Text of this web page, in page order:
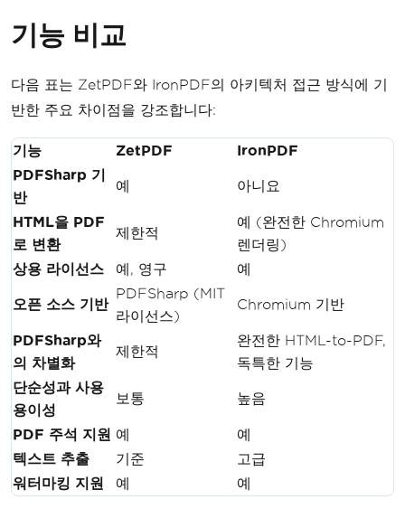
기능 비교
다음 표는 ZetPDF와 IronPDF의 아키텍처 접근 방식에 기
반한 주요 차이점을 강조합니다:
기능 ZetPDF
IronPDF
PDFSharp 기
반
예 아니요
HTML을 PDF
로 변환
제한적
예 (완전한 Chromium
렌더링)
상용 라이선스
예, 영구 예
오픈 소스 기반
PDFSharp (MIT
라이선스)
Chromium 기반
PDFSharp와
의 차별화
제한적
완전한 HTML-to-PDF,
독특한 기능
단순성과 사용
용이성
보통 높음
PDF 주석 지원 예
예
텍스트 추출
기준
고급
워터마킹 지원
예 예